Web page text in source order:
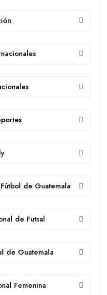
de Guatemala
de Futsal
de Guatemala
Femenina